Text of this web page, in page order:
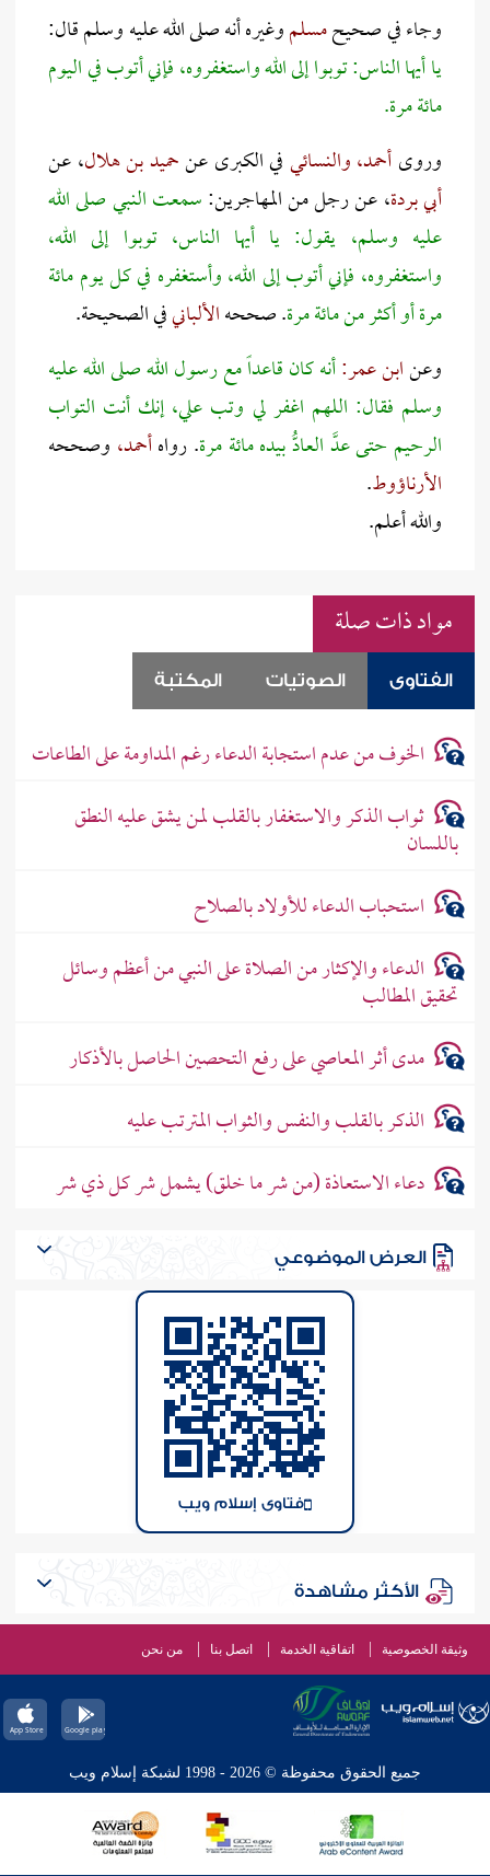
وجاء في صحيحمسلموغيره أنه صلى الله عليه وسلم قال:
يا أيها الناس: توبوا إلى الله واستغفروه، فإني أتوب في اليوم
مائة مرة.
وروىأحمد، والنسائيفي الكبرى عنحميد بن هلال، عن
أبي بردة، عن رجل من المهاجرين:سمعت النبي صلى الله
عليه وسلم، يقول: يا أيها الناس، توبوا إلى الله،
واستغفروه، فإني أتوب إلى الله، وأستغفره في كل يوم مائة
مرة أو أكثر من مائة مرة. صححهالألبانيفي الصحيحة.
وعنابن عمر:أنه كان قاعداً مع رسول الله صلى الله عليه
وسلم فقال: اللهم اغفر لي وتب علي، إنك أنت التواب
الرحيم حتى عدَّ العادُّ بيده مائة مرة. رواهأحمد، وصححه
الأرناؤوط.
والله أعلم.
مواد ذات صلة
الفتاوى الصوتيات المكتبة
الخوف من عدم استجابة الدعاء رغم المداومة على الطاعات
ثواب الذكر والاستغفار بالقلب لمن يشق عليه النطق
باللسان
استحباب الدعاء للأولاد بالصلاح
الدعاء والإكثار من الصلاة على النبي من أعظم وسائل
تحقيق المطالب
مدى أثر المعاصي على رفع التحصين الحاصل بالأذكار
الذكر بالقلب والنفس والثواب المترتب عليه
دعاء الاستعاذة (من شر ما خلق) يشمل شر كل ذي شر
العرض الموضوعي
فتاوى إسلام ويب
الأكثر مشاهدة
وثيقة الخصوصية اتفاقية الخدمة اتصل بنا من نحن
جميع الحقوق محفوظة © 2026 - 1998 لشبكة إسلام ويب